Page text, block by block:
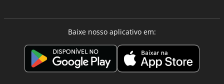
Baixe nosso aplicativo em: